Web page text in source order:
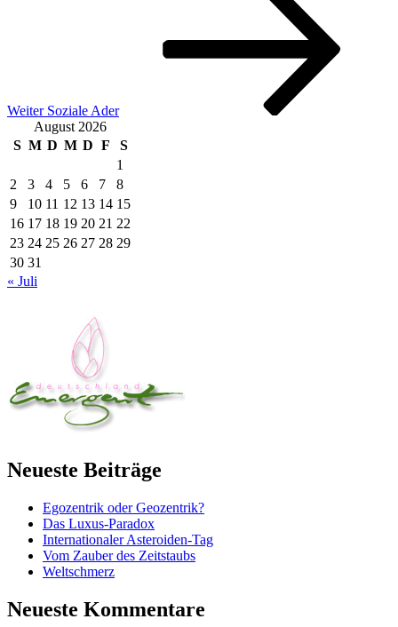
Weiter Soziale Ader
August 2026
S M D M D F
S
1
2
3 4 5 6 7
8
9
10 11 12 13 14 15
16 17 18 19 20 21 22
23 24 25 26 27 28 29
30 31
« Juli
Neueste Beiträge
Egozentrik oder Geozentrik?
Das Luxus-Paradox
Internationaler Asteroiden-Tag
Vom Zauber des Zeitstaubs
Weltschmerz
Neueste Kommentare